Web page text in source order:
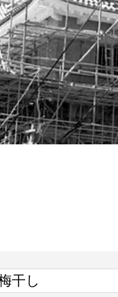
証明書
相談を
支払い
働きた
イベン